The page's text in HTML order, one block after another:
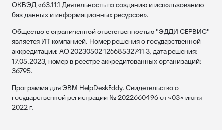
ОКВЭД «63.11.1 Деятельность по созданию и использованию
баз данных и информационных ресурсов».
Общество с ограниченной ответственностью "ЭДДИ СЕРВИС"
является ИТ компанией. Номер решения о государственной
аккредитации: АО-20230502-12668532741-3, дата решения:
17.05.2023, номер в реестре аккредитованных организаций:
36795.
Программа для ЭВМ HelpDeskEddy. Свидетельство о
государственной регистрации № 2022660496 от «03» июня
2022 г.